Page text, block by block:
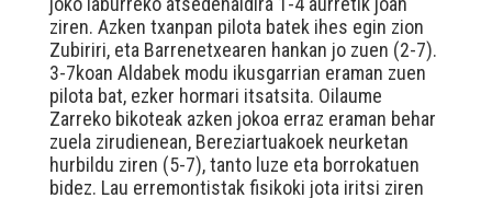
ziren. Azken txanpan pilota batek ihes egin zion
Zubiriri, eta Barrenetxearen hankan jo zuen (2-7).
3-7koan Aldabek modu ikusgarrian eraman zuen
pilota bat, ezker hormari itsatsita. Oilaume
Zarreko bikoteak azken jokoa erraz eraman behar
zuela zirudienean, Bereziartuakoek neurketan
hurbildu ziren (5-7), tanto luze eta borrokatuen
bidez. Lau erremontistak fisikoki jota iritsi ziren